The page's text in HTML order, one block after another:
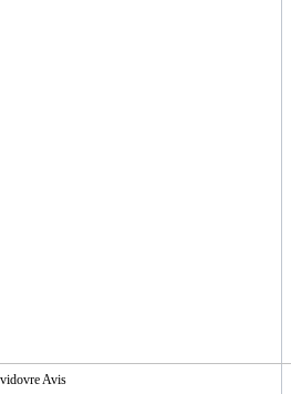
Avis